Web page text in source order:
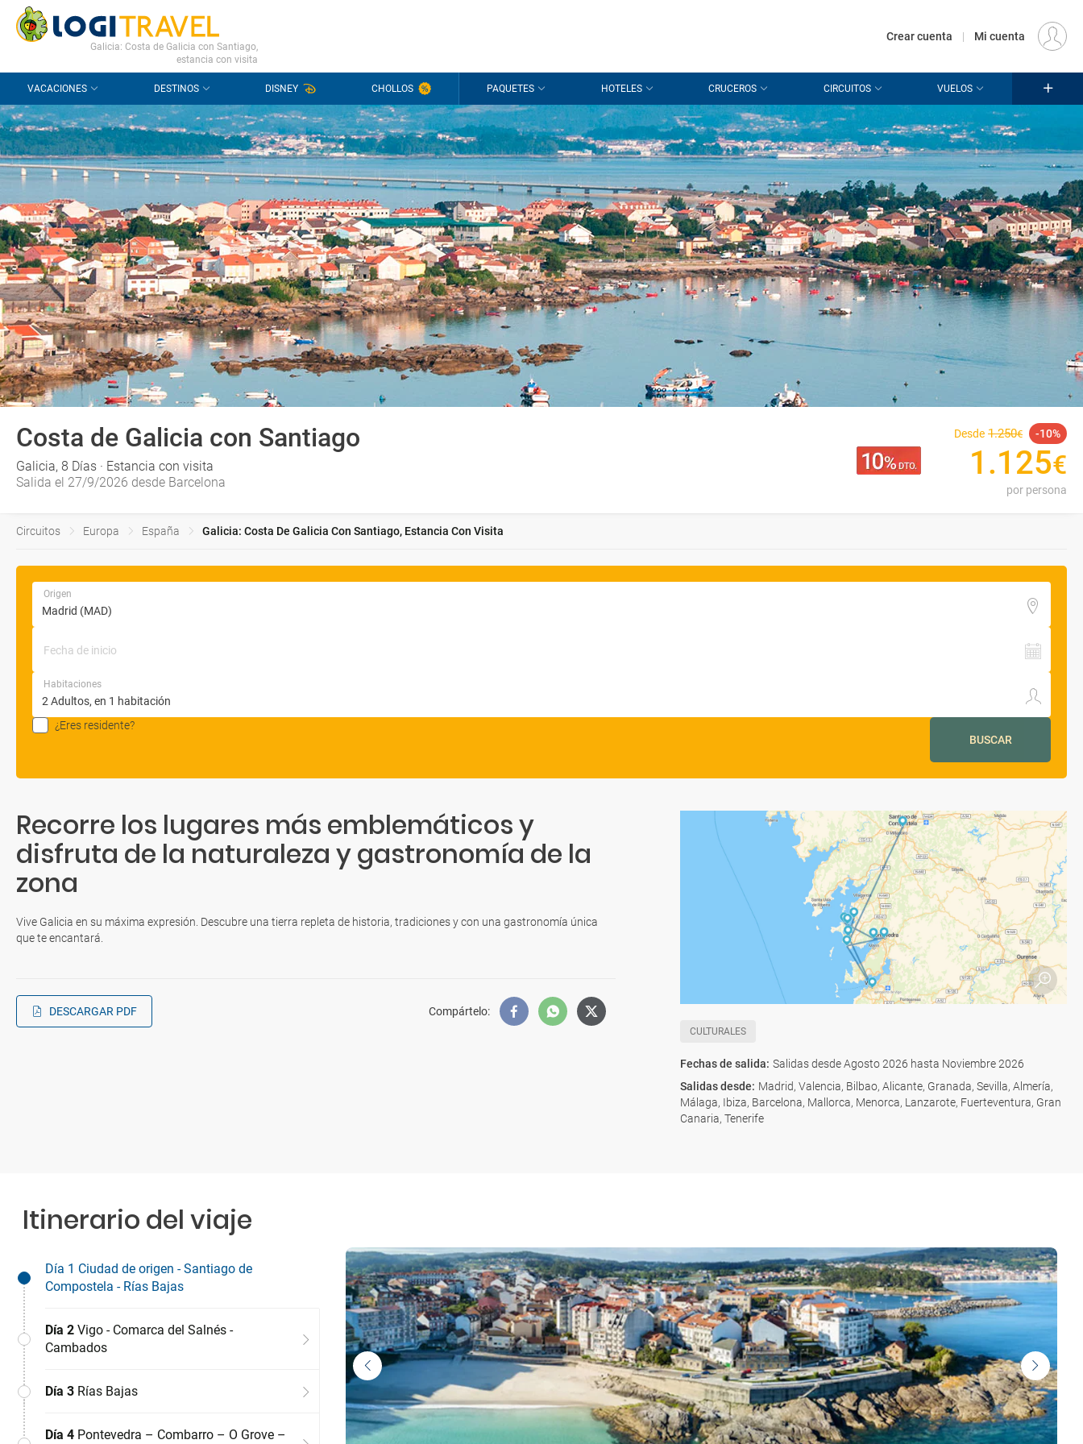
CONTACTO PREGUNTAS FRECUENTES
Galicia: Costa de Galicia con Santiago,
estancia con visita
Crear cuenta | Mi cuenta
VACACIONES DESTINOS DISNEY CHOLLOS PAQUETES HOTELES CRUCEROS CIRCUITOS VUELOS
Costa de Galicia con Santiago
Galicia, 8 Días · Estancia con visita
Salida el 27/9/2026 desde Barcelona
Desde 1.250€ 10
1 .125€
por persona
Circuitos Europa España Galicia: Costa De Galicia Con Santiago, Estancia Con Visita
Origen
Fecha de inicio
Habitaciones
¿Eres residente?
BUSCAR
Recorre los lugares más emblemáticos y
disfruta de la naturaleza y gastronomía de la
zona
Vive Galicia en su máxima expresión. Descubre una tierra repleta de historia, tradiciones y con una gastronomía única
que te encantará.
DESCARGAR PDF Compártelo:
CULTURALES
Fechas de salida: Salidas desde Agosto 2026 hasta Noviembre 2026
Salidas desde: Madrid, Valencia, Bilbao, Alicante, Granada, Sevilla, Almería,
Málaga, Ibiza, Barcelona, Mallorca, Menorca, Lanzarote, Fuerteventura, Gran
Canaria, Tenerife
Itinerario del viaje
Día 1 Ciudad de origen - Santiago de
Compostela - Rías Bajas
Día 2 Vigo - Comarca del Salnés -
Cambados
Día 3 Rías Bajas
Día 4 Pontevedra – Combarro – O Grove –